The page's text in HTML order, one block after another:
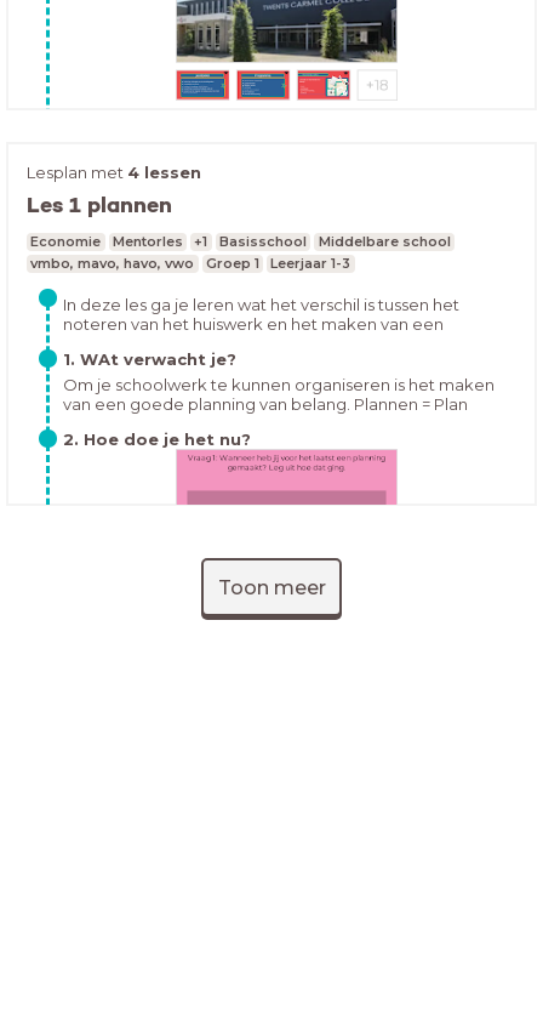
Lesplan met 4 lessen
Les 1 plannen
Economie Mentorles +1 Basisschool
Middelbare school
vmbo, mavo, havo, vwo
Groep 1 Leerjaar 1-3
In deze les ga je leren wat het verschil is tussen het
noteren van het huiswerk en het maken van een
overzichtelijke planning kan maken en hoe je dit kunt
volhouden.
1. WAt verwacht je?
Om je schoolwerk te kunnen organiseren is het maken
van een goede planning van belang. Plannen = Plan
plannen zo belangrijk?
2. Hoe doe je het nu?
Toon meer